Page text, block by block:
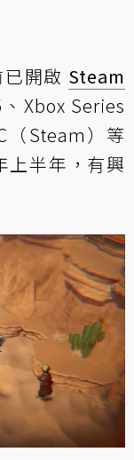
已開啟 Steam
Xbox Series
（Steam）等
上半年，有興